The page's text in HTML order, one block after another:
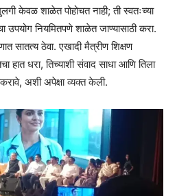
केवळ शाळेत पोहोचत नाही; ती स्वतःच्या
उपयोग नियमितपणे शाळेत जाण्यासाठी करा.
सातत्य ठेवा. एखादी मैत्रीण शिक्षण
हात धरा, तिच्याशी संवाद साधा आणि तिला
करावे, अशी अपेक्षा व्यक्त केली.